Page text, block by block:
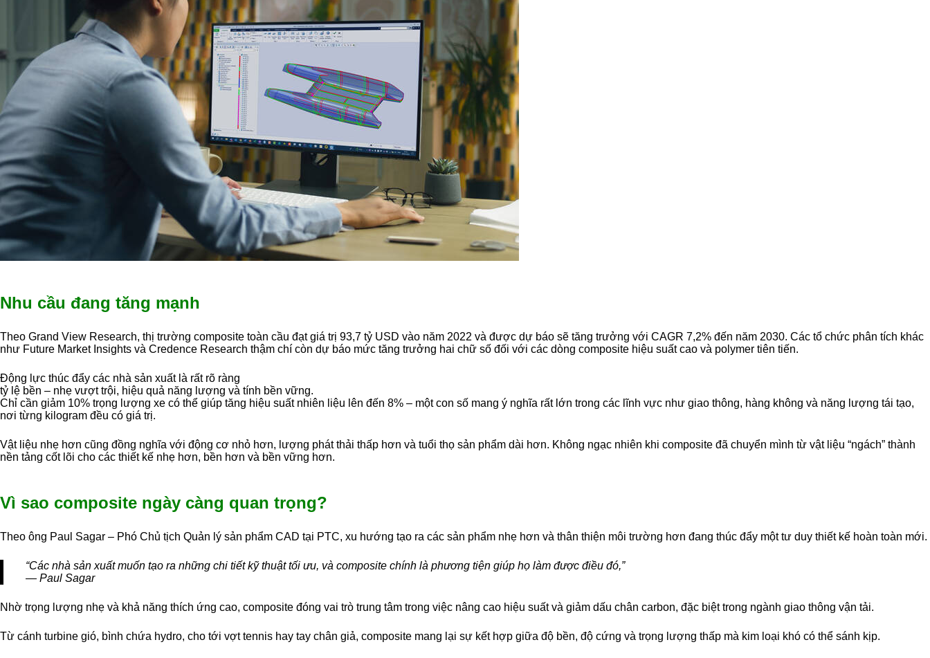
Nhu cầu đang tăng mạnh
Theo Grand View Research, thị trường composite toàn cầu đạt giá trị 93,7 tỷ USD vào năm 2022 và được dự báo sẽ tăng trưởng với CAGR 7,2% đến năm 2030. Các tổ chức phân tích khác
như Future Market Insights và Credence Research thậm chí còn dự báo mức tăng trưởng hai chữ số đối với các dòng composite hiệu suất cao và polymer tiên tiến.
Động lực thúc đẩy các nhà sản xuất là rất rõ ràng
tỷ lệ bền – nhẹ vượt trội, hiệu quả năng lượng và tính bền vững.
Chỉ cần giảm 10% trọng lượng xe có thể giúp tăng hiệu suất nhiên liệu lên đến 8% – một con số mang ý nghĩa rất lớn trong các lĩnh vực như giao thông, hàng không và năng lượng tái tạo,
nơi từng kilogram đều có giá trị.
Vật liệu nhẹ hơn cũng đồng nghĩa với động cơ nhỏ hơn, lượng phát thải thấp hơn và tuổi thọ sản phẩm dài hơn. Không ngạc nhiên khi composite đã chuyển mình từ vật liệu “ngách” thành
nền tảng cốt lõi cho các thiết kế nhẹ hơn, bền hơn và bền vững hơn.
Vì sao composite ngày càng quan trọng?
Theo ông Paul Sagar – Phó Chủ tịch Quản lý sản phẩm CAD tại PTC, xu hướng tạo ra các sản phẩm nhẹ hơn và thân thiện môi trường hơn đang thúc đẩy một tư duy thiết kế hoàn toàn mới.
“Các nhà sản xuất muốn tạo ra những chi tiết kỹ thuật tối ưu, và composite chính là phương tiện giúp họ làm được điều đó,”
— Paul Sagar
Nhờ trọng lượng nhẹ và khả năng thích ứng cao, composite đóng vai trò trung tâm trong việc nâng cao hiệu suất và giảm dấu chân carbon, đặc biệt trong ngành giao thông vận tải.
Từ cánh turbine gió, bình chứa hydro, cho tới vợt tennis hay tay chân giả, composite mang lại sự kết hợp giữa độ bền, độ cứng và trọng lượng thấp mà kim loại khó có thể sánh kịp.